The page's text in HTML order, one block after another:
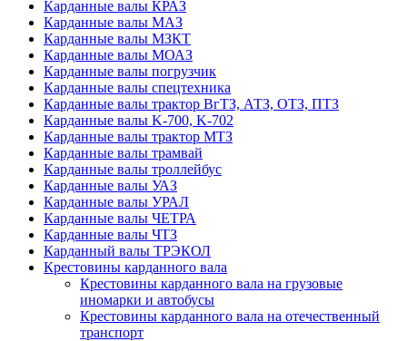
Карданные валы КРАЗ
Карданные валы МАЗ
Карданные валы МЗКТ
Карданные валы МОАЗ
Карданные валы погрузчик
Карданные валы спецтехника
Карданные валы трактор ВгТЗ, АТЗ, ОТЗ, ПТЗ
Карданные валы K-700, K-702
Карданные валы трактор МТЗ
Карданные валы трамвай
Карданные валы троллейбус
Карданные валы УАЗ
Карданные валы УРАЛ
Карданные валы ЧЕТРА
Карданные валы ЧТЗ
Карданный валы ТРЭКОЛ
Крестовины карданного вала
Крестовины карданного вала на грузовые
иномарки и автобусы
Крестовины карданного вала на отечественный
транспорт